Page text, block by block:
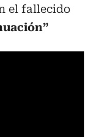
el fallecido